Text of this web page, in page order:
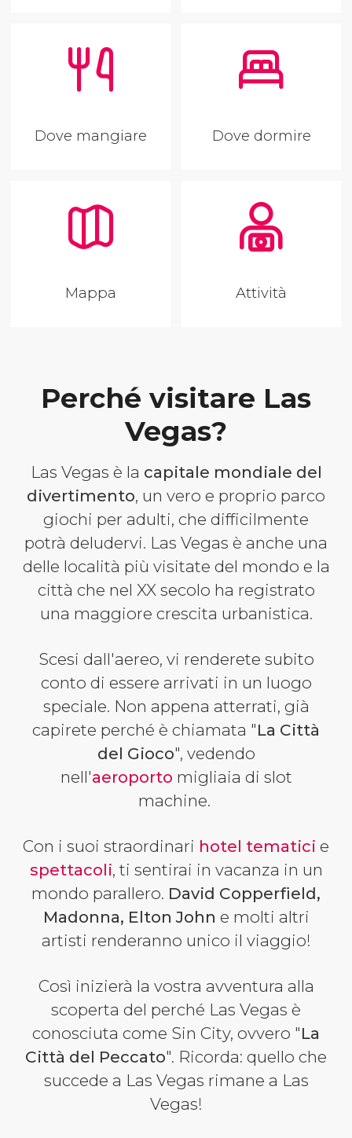
Dove mangiare Dove dormire
Mappa Attività
Perché visitare Las
Vegas?
Las Vegas è la capitale mondiale del
divertimento, un vero e proprio parco
giochi per adulti, che difficilmente
potrà deludervi. Las Vegas è anche una
delle località più visitate del mondo e la
città che nel XX secolo ha registrato
una maggiore crescita urbanistica.
Scesi dall'aereo, vi renderete subito
conto di essere arrivati in un luogo
speciale. Non appena atterrati, già
capirete perché è chiamata "La Città
del Gioco", vedendo
nell'aeroporto migliaia di slot
machine.
Con i suoi straordinari hotel tematici e
spettacoli, ti sentirai in vacanza in un
mondo parallero. David Copperfield,
Madonna, Elton John e molti altri
artisti renderanno unico il viaggio!
Così inizierà la vostra avventura alla
scoperta del perché Las Vegas è
conosciuta come Sin City, ovvero "La
Città del Peccato". Ricorda: quello che
succede a Las Vegas rimane a Las
Vegas!